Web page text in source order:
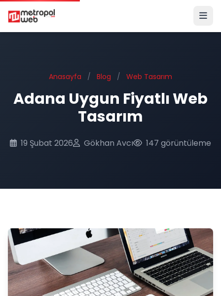
Ana içeriğe geç
Anasayfa / Blog / Web Tasarım
Adana Uygun Fiyatlı Web
Tasarım
19 Şubat 2026 Gökhan Avcı 147 görüntüleme